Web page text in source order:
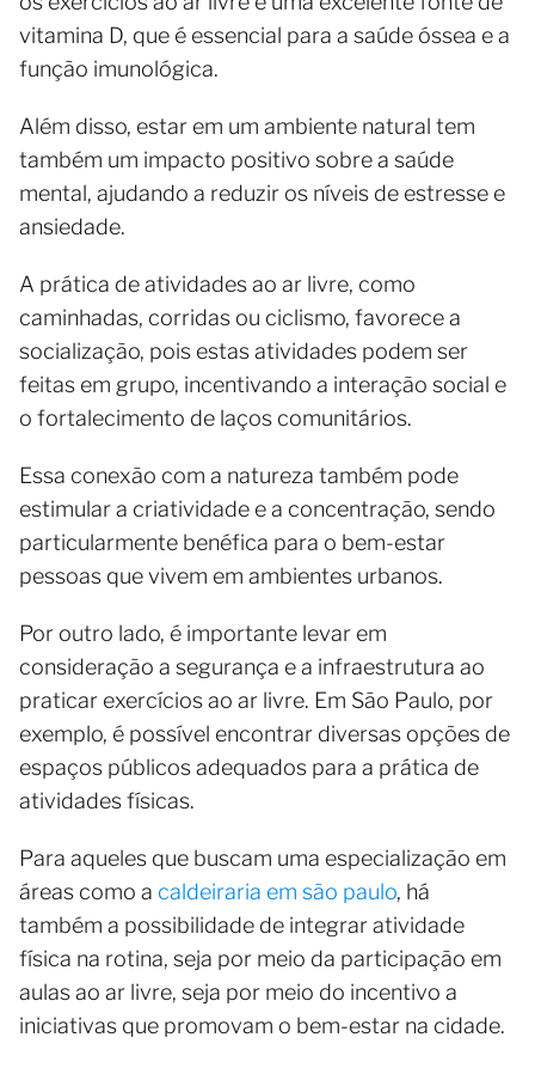
vitamina D, que é essencial para a saúde óssea e a
função imunológica.
Além disso, estar em um ambiente natural tem
também um impacto positivo sobre a saúde
mental, ajudando a reduzir os níveis de estresse e
ansiedade.
A prática de atividades ao ar livre, como
caminhadas, corridas ou ciclismo, favorece a
socialização, pois estas atividades podem ser
feitas em grupo, incentivando a interação social e
o fortalecimento de laços comunitários.
Essa conexão com a natureza também pode
estimular a criatividade e a concentração, sendo
particularmente benéfica para o bem-estar
pessoas que vivem em ambientes urbanos.
Por outro lado, é importante levar em
consideração a segurança e a infraestrutura ao
praticar exercícios ao ar livre. Em São Paulo, por
exemplo, é possível encontrar diversas opções de
espaços públicos adequados para a prática de
atividades físicas.
Para aqueles que buscam uma especialização em
áreas como a caldeiraria em são paulo, há
também a possibilidade de integrar atividade
física na rotina, seja por meio da participação em
aulas ao ar livre, seja por meio do incentivo a
iniciativas que promovam o bem-estar na cidade.